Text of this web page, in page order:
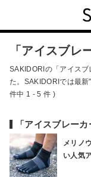
「アイスブ
SAKIDORIの「アイス
た。SAKIDORIでは最
件中 1 - 5 件 )
「アイスブレー
メリノ
い人気